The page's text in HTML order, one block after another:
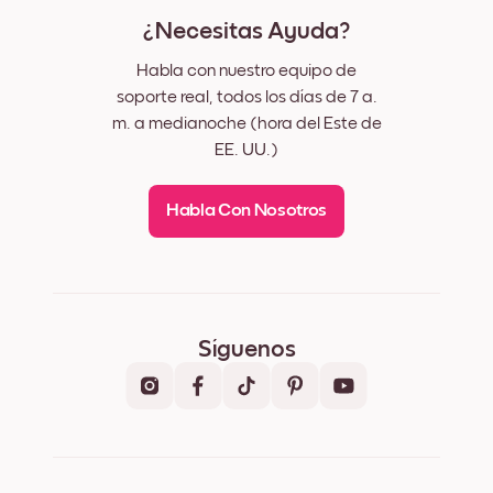
¿Necesitas Ayuda?
Habla con nuestro equipo de
soporte real, todos los días de 7 a.
m. a medianoche (hora del Este de
EE. UU.)
Habla Con Nosotros
Síguenos